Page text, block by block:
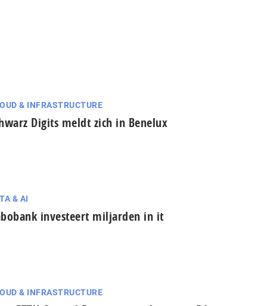
& INFRASTRUCTURE
Digits meldt zich in Benelux
& AI
investeert miljarden in it
& INFRASTRUCTURE